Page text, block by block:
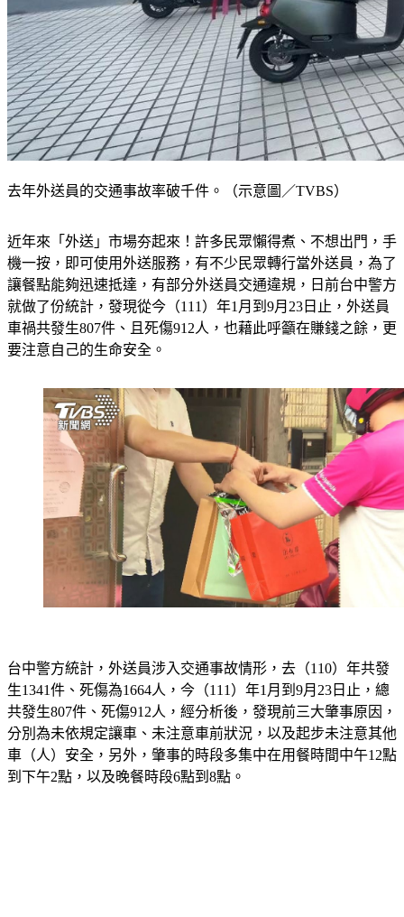
去年外送員的交通事故率破千件。（示意圖／TVBS）
近年來「外送」市場夯起來！許多民眾懶得煮、不想出門，手
機一按，即可使用外送服務，有不少民眾轉行當外送員，為了
讓餐點能夠迅速抵達，有部分外送員交通違規，日前台中警方
就做了份統計，發現從今（111）年1月到9月23日止，外送員
車禍共發生807件、且死傷912人，也藉此呼籲在賺錢之餘，更
要注意自己的生命安全。
台中警方統計，外送員涉入交通事故情形，去（110）年共發
生1341件、死傷為1664人，今（111）年1月到9月23日止，總
共發生807件、死傷912人，經分析後，發現前三大肇事原因，
分別為未依規定讓車、未注意車前狀況，以及起步未注意其他
車（人）安全，另外，肇事的時段多集中在用餐時間中午12點
到下午2點，以及晚餐時段6點到8點。